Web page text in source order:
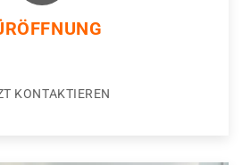
KONTAKTIEREN